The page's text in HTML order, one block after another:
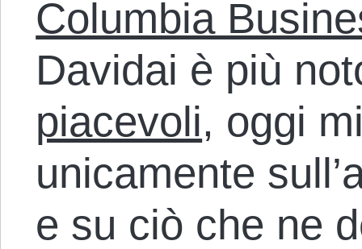
Columbia
Davidai è più
piacevoli, oggi
unicamente
e su ciò che ne